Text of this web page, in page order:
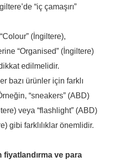
“iç çamaşırı”
(İngiltere),
“Organised” (İngiltere)
edilmelidir.
bazı ürünler için farklı
“sneakers” (ABD)
veya “flashlight” (ABD)
gibi farklılıklar önemlidir.
fiyatlandırma ve para